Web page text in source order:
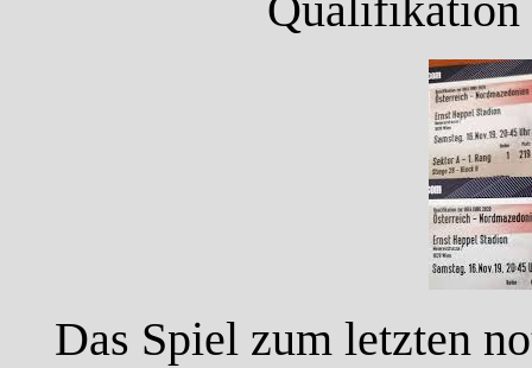
Das Spiel zum letzten